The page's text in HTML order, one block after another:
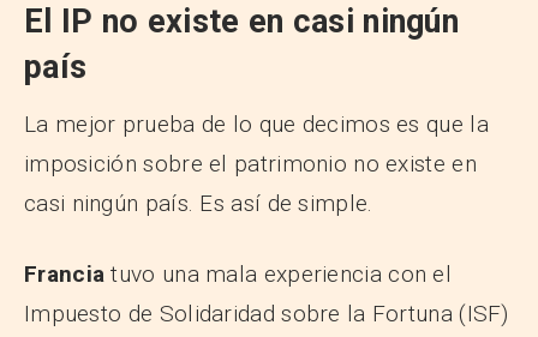
El IP no existe en casi ningún
país
La mejor prueba de lo que decimos es que la
imposición sobre el patrimonio no existe en
casi ningún país. Es así de simple.
Francia tuvo una mala experiencia con el
Impuesto de Solidaridad sobre la Fortuna (ISF)